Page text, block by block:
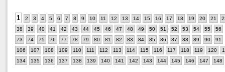
1 2 3 4 5 6 7 8 9 10 11 12 13 14 15 16 17 18 19 20 21
38
39 40 41 42 43 44 45 46 47 48 49 50 51 52 53 54 55
56
73
74 75 76 77 78 79 80 81 82 83 84 85 86 87 88 89 90
91
106
107 108 109 110 111 112 113 114 115 116 117 118 119 120
134
135 136 137 138 139 140 141 142 143 144 145 146 147 148